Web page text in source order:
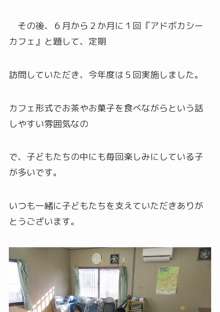
その後、６月から２か月に１回『アドボカシー
カフェ』と題して、定期
訪問していただき、今年度は５回実施しました。
カフェ形式でお茶やお菓子を食べながらという話
しやすい雰囲気なの
で、子どもたちの中にも毎回楽しみにしている子
が多いです。
いつも一緒に子どもたちを支えていただきありが
とうございます。